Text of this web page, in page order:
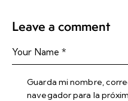
Leave a comment
Guarda mi nombre,
navegador para la